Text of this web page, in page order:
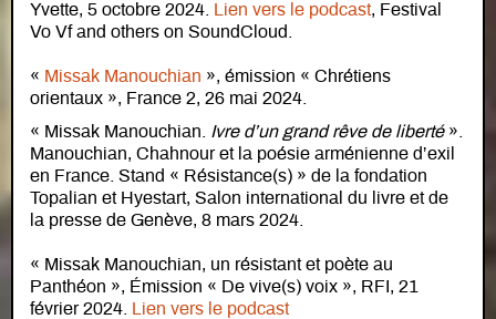
Yvette, 5 octobre 2024.
Lien vers le podcast, Festival
Vo Vf and others on SoundCloud.
« Missak Manouchian », émission « Chrétiens
orientaux », France 2, 26 mai 2024.
« Missak Manouchian.
Ivre d’un grand rêve de liberté ».
Manouchian, Chahnour et la poésie arménienne d’exil
en France. Stand « Résistance(s) » de la fondation
Topalian et Hyestart, Salon international du livre et de
la presse de Genève, 8 mars 2024.
« Missak Manouchian, un résistant et poète au
Panthéon », Émission « De vive(s) voix », RFI, 21
février 2024.
Lien vers le podcast